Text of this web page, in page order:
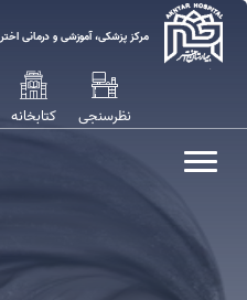
مرکز پزشکی، آموزشی و درمانی اختر
نظرسنجی کتابخانه